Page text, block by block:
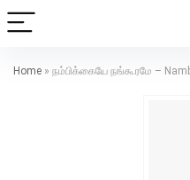
Home » நம்பிக்கையே நங்கூரமே –